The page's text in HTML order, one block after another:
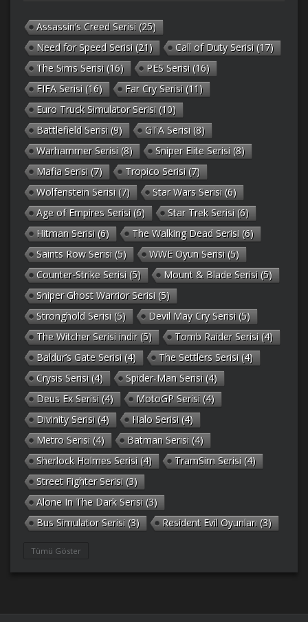
Assassin’s Creed Serisi (25)
Need for Speed Serisi (21) Call of Duty Serisi (17)
The Sims Serisi (16) PES Serisi (16)
FIFA Serisi (16) Far Cry Serisi (11)
Euro Truck Simulator Serisi (10)
Battlefield Serisi (9) GTA Serisi (8)
Warhammer Serisi (8) Sniper Elite Serisi (8)
Mafia Serisi (7) Tropico Serisi (7)
Wolfenstein Serisi (7) Star Wars Serisi (6)
Age of Empires Serisi (6) Star Trek Serisi (6)
Hitman Serisi (6) The Walking Dead Serisi (6)
Saints Row Serisi (5) WWE Oyun Serisi (5)
Counter-Strike Serisi (5) Mount & Blade Serisi (5)
Sniper Ghost Warrior Serisi (5)
Stronghold Serisi (5) Devil May Cry Serisi (5)
The Witcher Serisi indir(5) Tomb Raider Serisi (4)
Baldur’s Gate Serisi (4) The Settlers Serisi (4)
Crysis Serisi (4) Spider-Man Serisi (4)
Deus Ex Serisi (4) MotoGP Serisi (4)
Divinity Serisi (4) Halo Serisi (4)
Metro Serisi (4) Batman Serisi (4)
Sherlock Holmes Serisi (4) TramSim Serisi (4)
Street Fighter Serisi (3)
Alone In The Dark Serisi (3)
Bus Simulator Serisi (3) Resident Evil Oyunları (3)
Tümü Göster